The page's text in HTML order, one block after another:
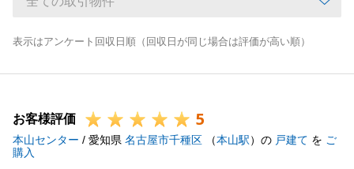
表示はアンケート回収日順（回収日が同じ場合は評価が高い順）
お客様評価 5
本山センター / 愛知県 名古屋市千種区 （本山駅）の 戸建て を ご
購入